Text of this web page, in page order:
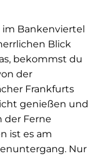
im Bankenviertel
Blick
bekommst du
der
Frankfurts
genießen und
der Ferne
ist es am
Nur